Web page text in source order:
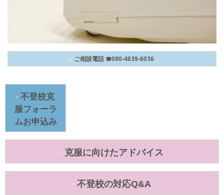
ご相談電話 ☎090-4639-6036
不登校克
服フォーラ
ムお申込み
克服に向けたアドバイス
不登校の対応Q&A